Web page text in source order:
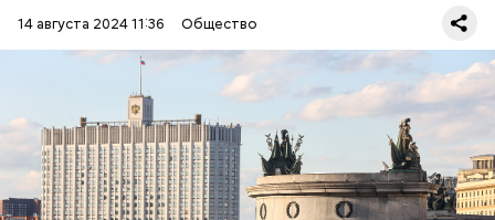
14 августа 2024 11:36 Общество
Ингредиенты: